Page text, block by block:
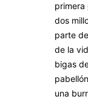
primera
dos
parte
de la
bigas
una